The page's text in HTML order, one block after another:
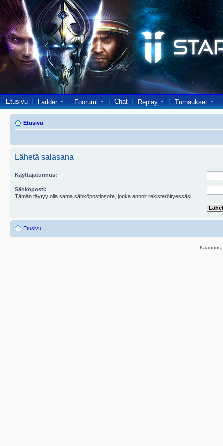
Etusivu Ladder Foorumi Chat Replay Turnaukset
Etusivu
Lähetä salasana
Käyttäjätunnus:
Sähköposti:
Tämän täytyy olla sama sähköpostiosoite, jonka annoit rekisteröityessäsi.
Etusivu